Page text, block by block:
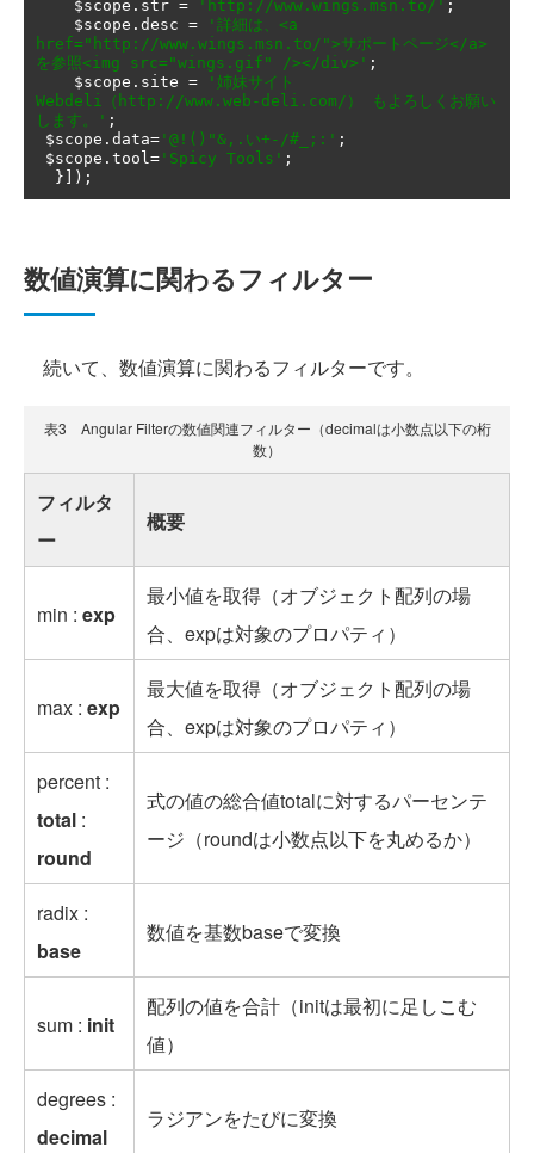
    $scope
. str = 'http://www.wings.msn.to/' ;
    $scope
. desc =
'詳細は、<a
href="http://www.wings.msn.to/">サポートページ</a>
を参照<img src="wings.gif" /></div>' ;
    $scope
. site =
'姉妹サイト
Webdeli（http://www.web-deli.com/） もよろしくお願い
します。' ;
$scope . data= '@!()"&,.い+-/#_;:' ;
$scope . tool= 'Spicy Tools' ;
}]);
数値演算に関わるフィルター
続いて、数値演算に関わるフィルターです。
表3 Angular Filterの数値関連フィルター（decimalは小数点以下の桁
数）
フィルタ
ー
概要
min : exp
最小値を取得（オブジェクト配列の場
合、expは対象のプロパティ）
max : exp
最大値を取得（オブジェクト配列の場
合、expは対象のプロパティ）
percent :
total :
round
式の値の総合値totalに対するパーセンテ
ージ（roundは小数点以下を丸めるか）
radix :
base
数値を基数baseで変換
sum : init
配列の値を合計（initは最初に足しこむ
値）
degrees :
decimal
ラジアンをたびに変換